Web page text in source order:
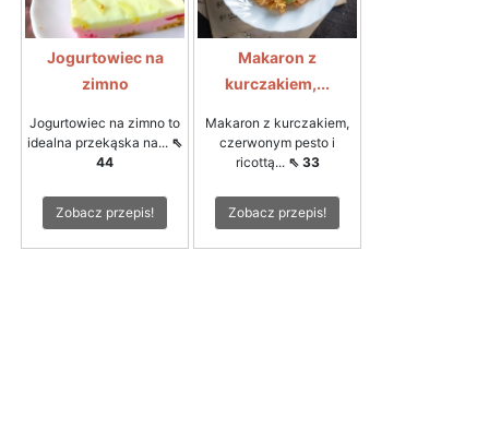
Jogurtowiec na
zimno
Jogurtowiec na zimno to
idealna przekąska na... ⇖
44
Zobacz przepis!
Makaron z
kurczakiem,...
Makaron z kurczakiem,
czerwonym pesto i
ricottą... ⇖ 33
Zobacz przepis!